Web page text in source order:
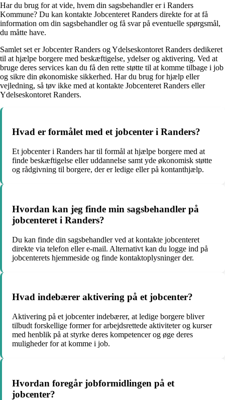
Har du brug for at vide, hvem din sagsbehandler er i Randers
Kommune? Du kan kontakte Jobcenteret Randers direkte for at få
information om din sagsbehandler og få svar på eventuelle spørgsmål,
du måtte have.
Samlet set er Jobcenter Randers og Ydelseskontoret Randers dedikeret
til at hjælpe borgere med beskæftigelse, ydelser og aktivering. Ved at
bruge deres services kan du få den rette støtte til at komme tilbage i job
og sikre din økonomiske sikkerhed. Har du brug for hjælp eller
vejledning, så tøv ikke med at kontakte Jobcenteret Randers eller
Ydelseskontoret Randers.
Hvad er formålet med et jobcenter i Randers?
Et jobcenter i Randers har til formål at hjælpe borgere med at
finde beskæftigelse eller uddannelse samt yde økonomisk støtte
og rådgivning til borgere, der er ledige eller på kontanthjælp.
Hvordan kan jeg finde min sagsbehandler på
jobcenteret i Randers?
Du kan finde din sagsbehandler ved at kontakte jobcenteret
direkte via telefon eller e-mail. Alternativt kan du logge ind på
jobcenterets hjemmeside og finde kontaktoplysninger der.
Hvad indebærer aktivering på et jobcenter?
Aktivering på et jobcenter indebærer, at ledige borgere bliver
tilbudt forskellige former for arbejdsrettede aktiviteter og kurser
med henblik på at styrke deres kompetencer og øge deres
muligheder for at komme i job.
Hvordan foregår jobformidlingen på et
jobcenter?